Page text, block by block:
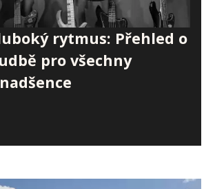
rytmus: Přehled o
pro všechny